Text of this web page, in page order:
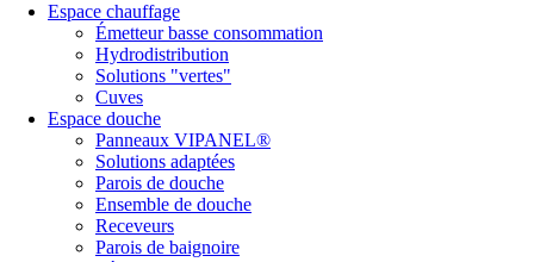
Espace chauffage
Émetteur basse consommation
Hydrodistribution
Solutions "vertes"
Cuves
Espace douche
Panneaux VIPANEL®
Solutions adaptées
Parois de douche
Ensemble de douche
Receveurs
Parois de baignoire